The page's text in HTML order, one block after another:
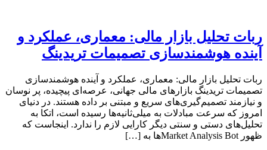
ربات تحلیل بازار مالی: معماری، عملکرد و
آینده هوشمندسازی تصمیمات تریدینگ
ربات تحلیل بازار مالی: معماری، عملکرد و آینده هوشمندسازی
تصمیمات تریدینگ بازارهای مالی جهانی، عرصه‌ای پیچیده، پر نوسان
و نیازمند تصمیم‌گیری‌های سریع و مبتنی بر داده هستند. در دنیای
امروز که سرعت مبادلات به میلی‌ثانیه‌ها رسیده است، اتکا به
تحلیل‌های دستی و سنتی دیگر کارایی لازم را ندارد. اینجاست که
ظهور Market Analysis Botها به […]